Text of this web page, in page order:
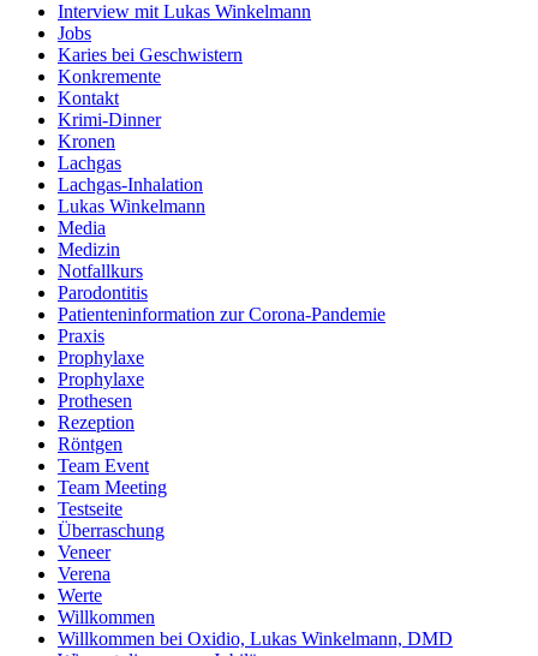
Interview mit Lukas Winkelmann
Jobs
Karies bei Geschwistern
Konkremente
Kontakt
Krimi-Dinner
Kronen
Lachgas
Lachgas-Inhalation
Lukas Winkelmann
Media
Medizin
Notfallkurs
Parodontitis
Patienteninformation zur Corona-Pandemie
Praxis
Prophylaxe
Prophylaxe
Prothesen
Rezeption
Röntgen
Team Event
Team Meeting
Testseite
Überraschung
Veneer
Verena
Werte
Willkommen
Willkommen bei Oxidio, Lukas Winkelmann, DMD